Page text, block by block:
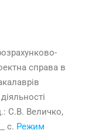
справа в
С.В. Величко,
с. Режим